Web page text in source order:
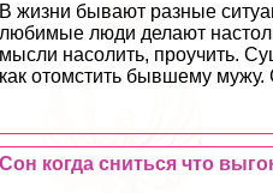
В жизни бывают разные
любимые люди делают
мысли насолить, проучить.
как отомстить бывшему
Сон когда сниться что